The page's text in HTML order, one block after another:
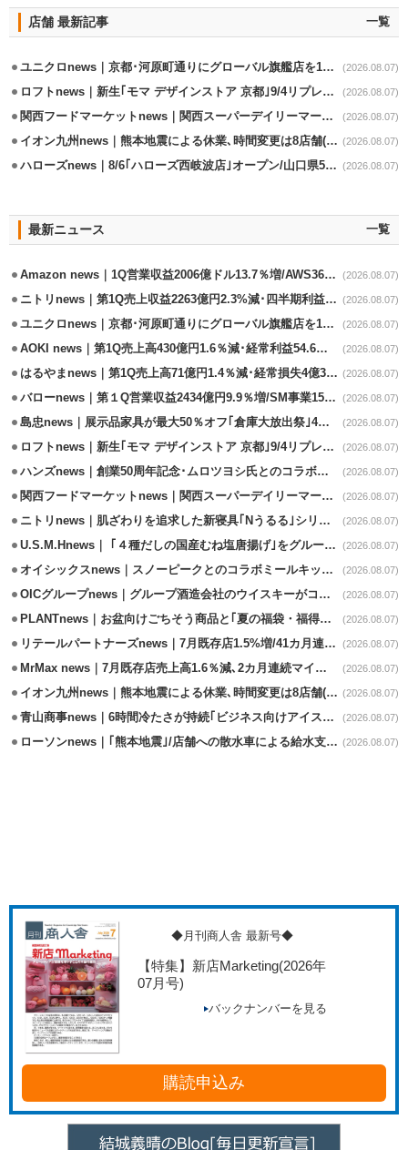
店舗 最新記事 一覧
ユニクロnews｜京都･河原町通りにグローバル旗艦店を11/6開設 (2026.08.07)
ロフトnews｜新生｢モマ デザインストア 京都｣9/4リプレイスオープン (2026.08.07)
関西フードマーケットnews｜関西スーパーデイリーマート蒲生店8/7改装 (2026.08.07)
イオン九州news｜熊本地震による休業､時間変更は8店舗(8/7時点) (2026.08.07)
ハローズnews｜8/6｢ハローズ西岐波店｣オープン/山口県5店舗目 (2026.08.07)
最新ニュース 一覧
Amazon news｜1Q営業収益2006億ドル13.7％増/AWS36.8％％増が貢献 (2026.08.07)
ニトリnews｜第1Q売上収益2263億円2.3%減･四半期利益1.4％減 (2026.08.07)
ユニクロnews｜京都･河原町通りにグローバル旗艦店を11/6開設 (2026.08.07)
AOKI news｜第1Q売上高430億円1.6％減･経常利益54.6％減 (2026.08.07)
はるやまnews｜第1Q売上高71億円1.4％減･経常損失4億3800万円 (2026.08.07)
バローnews｜第１Q営業収益2434億円9.9％増/SM事業15.5％増と絶好調 (2026.08.07)
島忠news｜展示品家具が最大50％オフ｢倉庫大放出祭｣4店舗限定で開催 (2026.08.07)
ロフトnews｜新生｢モマ デザインストア 京都｣9/4リプレイスオープン (2026.08.07)
ハンズnews｜創業50周年記念･ムロツヨシ氏とのコラボ企画｢ムロハンズ｣開催 (2026.08.07)
関西フードマーケットnews｜関西スーパーデイリーマート蒲生店8/7改装 (2026.08.07)
ニトリnews｜肌ざわりを追求した新寝具｢Nうるる｣シリーズを発売 (2026.08.07)
U.S.M.Hnews｜ ｢４種だしの国産むね塩唐揚げ｣をグループ610店で共同販促 (2026.08.07)
オイシックスnews｜スノーピークとのコラボミールキット8/13発売 (2026.08.07)
OICグループnews｜グループ酒造会社のウイスキーがコンペティション受賞 (2026.08.07)
PLANTnews｜お盆向けごちそう商品と｢夏の福袋・福得カート｣8/8から開催 (2026.08.07)
リテールパートナーズnews｜7月既存店1.5%増/41カ月連続増 (2026.08.07)
MrMax news｜7月既存店売上高1.6％減､2カ月連続マイナス (2026.08.07)
イオン九州news｜熊本地震による休業､時間変更は8店舗(8/7時点) (2026.08.07)
青山商事news｜6時間冷たさが持続｢ビジネス向けアイスベスト｣発売 (2026.08.07)
ローソンnews｜｢熊本地震｣/店舗への散水車による給水支援を開始 (2026.08.07)
◆月刊商人舎 最新号◆
【特集】新店Marketing(2026年
07月号)
バックナンバーを見る
購読申込み